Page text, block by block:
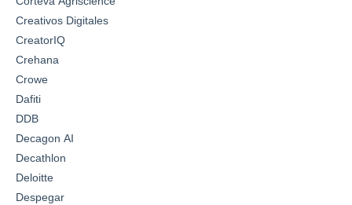
Creativos Digitales
CreatorIQ
Crehana
Crowe
Dafiti
DDB
Decagon AI
Decathlon
Deloitte
Despegar